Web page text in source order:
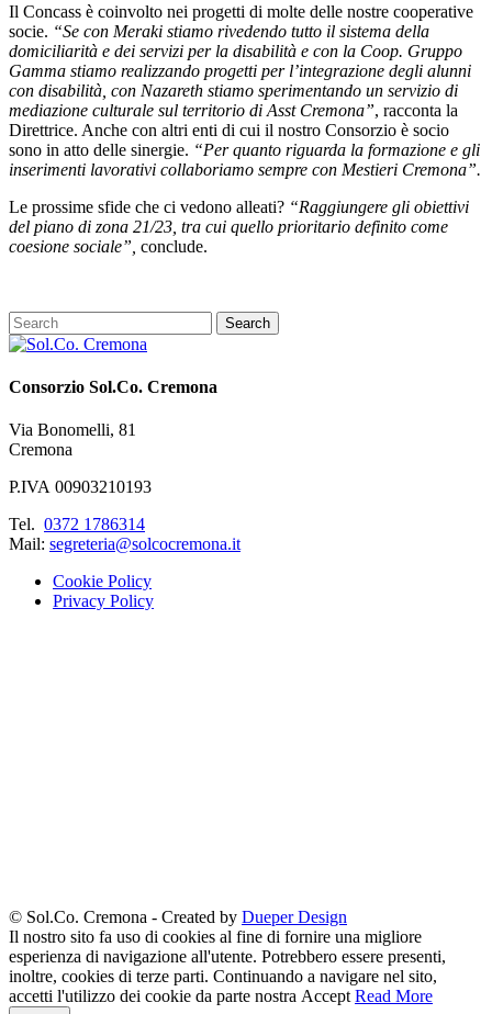
Il Concass è coinvolto nei progetti di molte delle nostre cooperative
socie. “Se con Meraki stiamo rivedendo tutto il sistema della
domiciliarità e dei servizi per la disabilità e con la Coop. Gruppo
Gamma stiamo realizzando progetti per l’integrazione degli alunni
con disabilità, con Nazareth stiamo sperimentando un servizio di
mediazione culturale sul territorio di Asst Cremona”, racconta la
Direttrice. Anche con altri enti di cui il nostro Consorzio è socio
sono in atto delle sinergie. “Per quanto riguarda la formazione e gli
inserimenti lavorativi collaboriamo sempre con Mestieri Cremona”.
Le prossime sfide che ci vedono alleati? “Raggiungere gli obiettivi
del piano di zona 21/23, tra cui quello prioritario definito come
coesione sociale”, conclude.
Consorzio Sol.Co. Cremona
Via Bonomelli, 81
Cremona
P.IVA 00903210193
Tel. 0372 1786314
Mail: segreteria@solcocremona.it
Cookie Policy
Privacy Policy
© Sol.Co. Cremona - Created by Dueper Design
Il nostro sito fa uso di cookies al fine di fornire una migliore
esperienza di navigazione all'utente. Potrebbero essere presenti,
inoltre, cookies di terze parti. Continuando a navigare nel sito,
accetti l'utilizzo dei cookie da parte nostra Accept Read More